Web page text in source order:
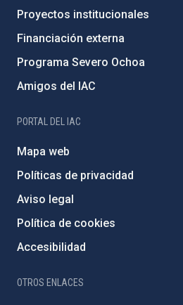
Proyectos institucionales
Financiación externa
Programa Severo Ochoa
Amigos del IAC
PORTAL DEL IAC
Mapa web
Políticas de privacidad
Aviso legal
Política de cookies
Accesibilidad
OTROS ENLACES